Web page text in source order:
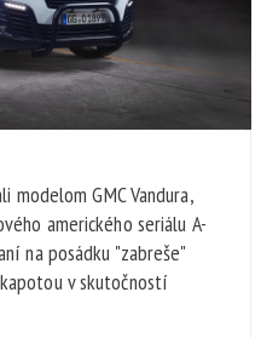
modelom GMC Vandura,
amerického seriálu A-
na posádku "zabreše"
v skutočností